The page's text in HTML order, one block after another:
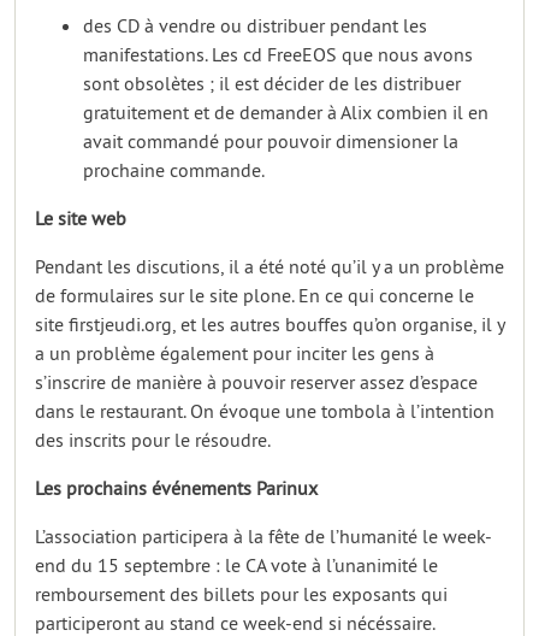
des CD à vendre ou distribuer pendant les
manifestations. Les cd FreeEOS que nous avons
sont obsolètes ; il est décider de les distribuer
gratuitement et de demander à Alix combien il en
avait commandé pour pouvoir dimensioner la
prochaine commande.
Le site web
Pendant les discutions, il a été noté qu’il y a un problème
de formulaires sur le site plone. En ce qui concerne le
site firstjeudi.org, et les autres bouffes qu’on organise, il y
a un problème également pour inciter les gens à
s’inscrire de manière à pouvoir reserver assez d’espace
dans le restaurant. On évoque une tombola à l’intention
des inscrits pour le résoudre.
Les prochains événements Parinux
L’association participera à la fête de l’humanité le week-
end du 15 septembre : le CA vote à l’unanimité le
remboursement des billets pour les exposants qui
participeront au stand ce week-end si nécéssaire.